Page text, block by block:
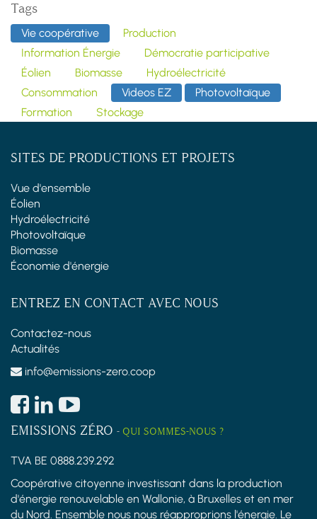
Tags
Vie coopérative
Production
Information Énergie
Démocratie participative
Éolien
Biomasse
Hydroélectricité
Consommation
Videos EZ
Photovoltaïque
Formation
Stockage
SITES DE PRODUCTIONS ET PROJETS
Vue d'ensemble
Éolien
Hydroélectricité
Photovoltaïque
Biomasse
Économie d'énergie
ENTREZ EN CONTACT AVEC NOUS
Contactez-nous
Actualités
info@emissions-zero.coop
EMISSIONS ZÉRO - QUI SOMMES-NOUS ?
TVA BE 0888.239.292
Coopérative citoyenne investissant dans la production
d'énergie renouvelable en Wallonie, à Bruxelles et en mer
du Nord. Ensemble nous nous réapproprions l'énergie. Le